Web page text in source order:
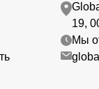
19,
Мы